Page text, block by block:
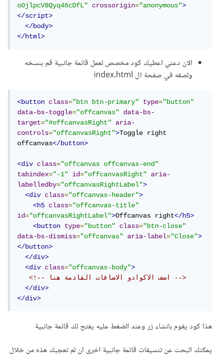
o0jlpcV8Qyq46cDfL"
crossorigin="anonymous">
</script>
</body>
</html>
الان دعني اعطيك كود مخصص لعمل قائمة جانبية قم بنسخه
ولصقه في صفحة ال index.html
<button class="btn btn-primary" type="button"
data-bs-toggle="offcanvas"
data-bs-
target="#offcanvasRight"
aria-
controls="offcanvasRight">Toggle right
offcanvas</button>
<div class="offcanvas offcanvas-end"
tabindex="-1" id="offcanvasRight"
aria-
labelledby="offcanvasRightLabel">
<div
class="offcanvas-header">
<h5
class="offcanvas-title"
id="offcanvasRightLabel">Offcanvas right</h5>
<button
type="button" class="btn-close"
data-bs-dismiss="offcanvas" aria-label="Close">
</button>
</div>
<div
class="offcanvas-body">
<!-- اضف الاكوادو الاضافات القادمة هنا -->
</div>
</div>
هذا كود يقوم بانشاء زر وعند الضغط عليه يفتح لك قائمة جانبية
يمكنك البحث عن تنسيقات قائمة جانبية اخرى ان لم تعجبك هذه من خلال